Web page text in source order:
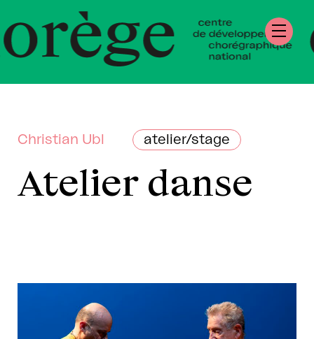
de
Christian Ubl atelier/stage
Atelier danse